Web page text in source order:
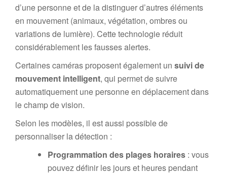
d’une personne et de la distinguer d’autres éléments
en mouvement (animaux, végétation, ombres ou
variations de lumière). Cette technologie réduit
considérablement les fausses alertes.
Certaines caméras proposent également un suivi de
mouvement intelligent, qui permet de suivre
automatiquement une personne en déplacement dans
le champ de vision.
Selon les modèles, il est aussi possible de
personnaliser la détection :
Programmation des plages horaires : vous
pouvez définir les jours et heures pendant